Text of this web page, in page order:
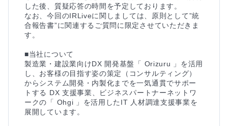
した後、質疑応答の時間を予定しております。
なお、今回のIRLiveに関しましては、原則として”統
合報告書”に関連するご質問に限定させていただきま
す。
■当社について
製造業・建設業向けDX 開発基盤「 Orizuru 」を活用
し、お客様の目指す姿の策定（コンサルティング）
からシステム開発・内製化までを一気通貫でサポー
トする DX 支援事業、ビジネスパートナーネットワ
ークの「 Ohgi 」を活用したIT 人材調達支援事業を
展開しています。